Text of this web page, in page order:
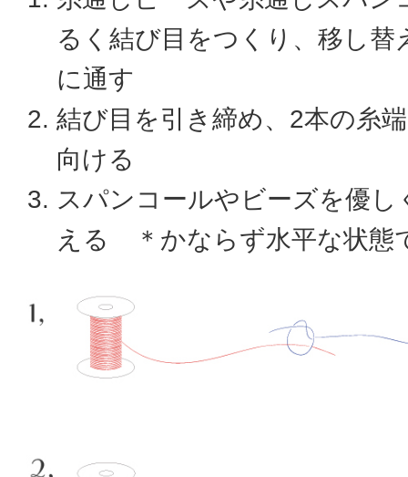
るく結び目をつくり、移し替
に通す
結び目を引き締め、2本の糸
向ける
スパンコールやビーズを優し
える ＊かならず水平な状態